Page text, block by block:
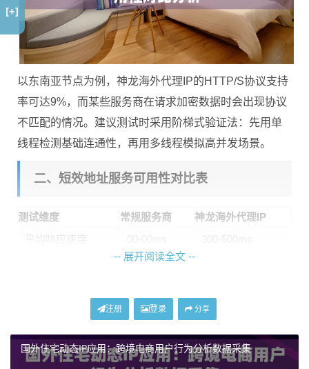
以东南亚节点为例，神龙海外代理IP的HTTP/S协议支持
率可达9%，而某些服务商在请求加密数据时会出现协议
不匹配的情况。建议测试时采用阶梯式验证法：先用单
线程检测基础连通性，再用多线程模拟高并发场景。
二、短效地址服务可用性对比表
测试维度 常规服务商
神龙海外代理IP
平均响应速度
3-15分钟
单次重试 三重验证
三、实战选型技巧
-- 展开阅读全文 --
注册 登录 分享
国外住宅动态IP应用：跨境电商用户行为分析数据采集
[+]